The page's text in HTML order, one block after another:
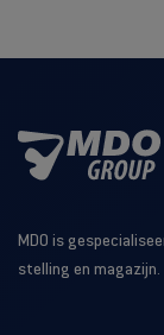
MDO is
stelling en magazijn.